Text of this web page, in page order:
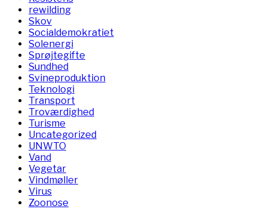
rewilding
Skov
Socialdemokratiet
Solenergi
Sprøjtegifte
Sundhed
Svineproduktion
Teknologi
Transport
Troværdighed
Turisme
Uncategorized
UNWTO
Vand
Vegetar
Vindmøller
Virus
Zoonose